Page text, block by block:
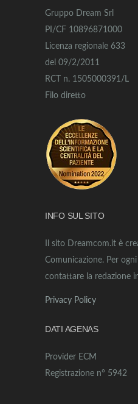
Gruppo Dream Srl
PI/CF 10896871000
Licenza regionale 633
del 09/2/2011
RCT n. 1505000391/L
Filo diretto
INFO SUL SITO
Il sito Dreamcom.it è
Comunicazione. Per
contattare la redazione
Privacy Policy
DATI AGENAS
Provider ECM
Registrazione n° 5942